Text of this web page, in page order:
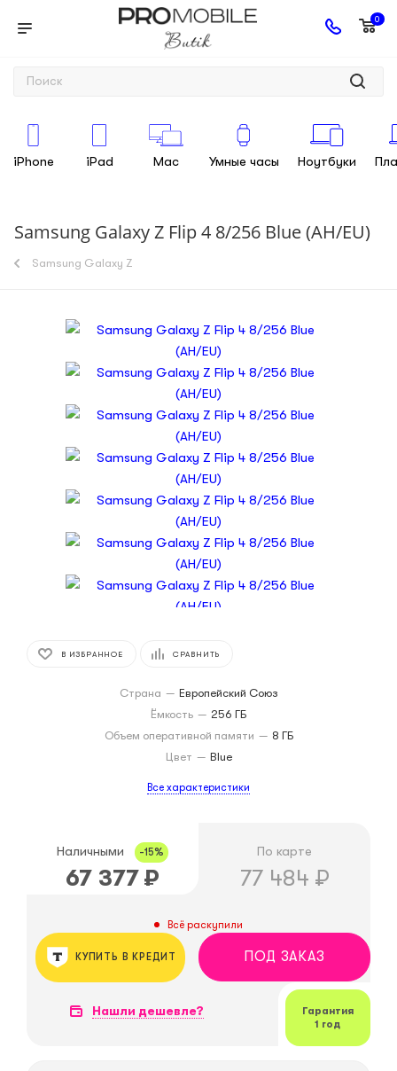
0
iPhone iPad Mac Умные часы Ноутбуки
Samsung Galaxy Z Flip 4 8/256 Blue (AH/EU)
Samsung Galaxy Z
В ИЗБРАННОЕ СРАВНИТЬ
Страна — Европейский Союз
Ёмкость — 256 ГБ
Объем оперативной памяти — 8 ГБ
Цвет — Blue
Все характеристики
Наличными -15%
67 377 ₽
По карте
77 484 ₽
Всё раскупили
ПОД ЗАКАЗ
КУПИТЬ В КРЕДИТ
Нашли дешевле?
Гарантия
1 год